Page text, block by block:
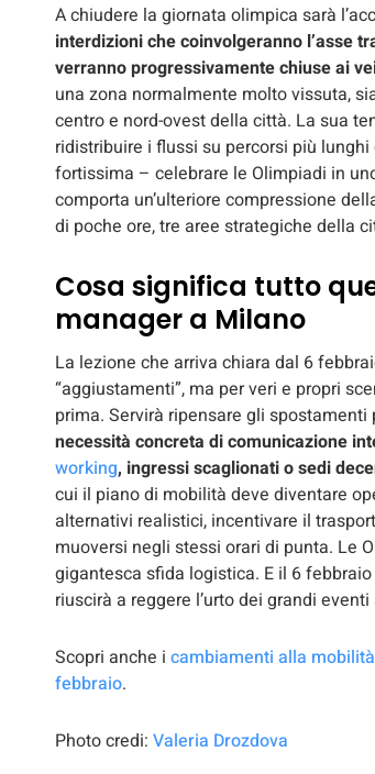
A chiudere la giornata olimpica sarà
interdizioni che coinvolgeranno l’asse
verranno progressivamente chiuse ai
una zona normalmente molto vissuta,
centro e nord-ovest della città. La sua
ridistribuire i flussi su percorsi più
fortissima – celebrare le Olimpiadi in
comporta un’ulteriore compressione
di poche ore, tre aree strategiche della
Cosa significa tutto
manager a Milano
La lezione che arriva chiara dal 6
“aggiustamenti”, ma per veri e propri
prima. Servirà ripensare gli
necessità concreta di comunicazione
working, ingressi scaglionati o sedi
cui il piano di mobilità deve diventare
alternativi realistici, incentivare il
muoversi negli stessi orari di punta. Le
gigantesca sfida logistica. E il 6
riuscirà a reggere l’urto dei grandi
Scopri anche i cambiamenti alla
febbraio.
Photo credi: Valeria Drozdova